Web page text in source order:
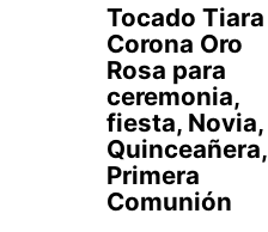
Tocado Tiara
Corona Oro
Rosa para
ceremonia,
fiesta, Novia,
Quinceañera,
Primera
Comunión